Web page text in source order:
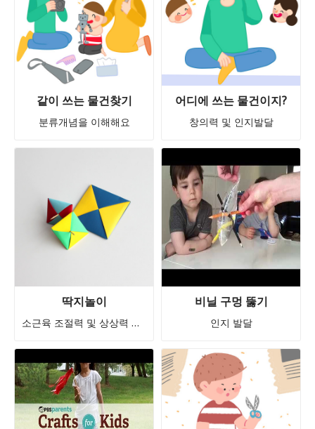
같이 쓰는 물건찾기
분류개념을 이해해요
어디에 쓰는 물건이지?
창의력 및 인지발달
딱지놀이
소근육 조절력 및 상상력 발달
비닐 구멍 뚫기
인지 발달